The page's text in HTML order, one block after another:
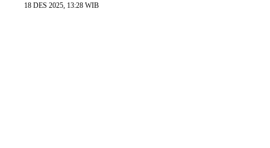
18 DES 2025, 13:28 WIB